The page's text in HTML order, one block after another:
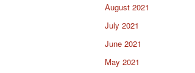
August 2021
July 2021
June 2021
May 2021